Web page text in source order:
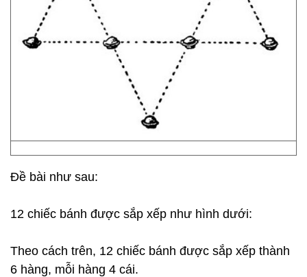
Đề bài như sau:
12 chiếc bánh được sắp xếp như hình dưới:
Theo cách trên, 12 chiếc bánh được sắp xếp thành
6 hàng, mỗi hàng 4 cái.